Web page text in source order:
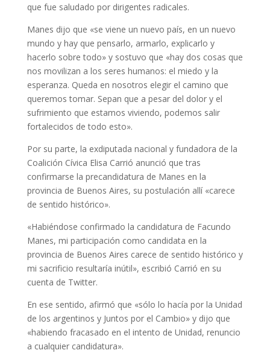
que fue saludado por dirigentes radicales.
Manes dijo que «se viene un nuevo país, en un nuevo
mundo y hay que pensarlo, armarlo, explicarlo y
hacerlo sobre todo» y sostuvo que «hay dos cosas que
nos movilizan a los seres humanos: el miedo y la
esperanza. Queda en nosotros elegir el camino que
queremos tomar. Sepan que a pesar del dolor y el
sufrimiento que estamos viviendo, podemos salir
fortalecidos de todo esto».
Por su parte, la exdiputada nacional y fundadora de la
Coalición Cívica Elisa Carrió anunció que tras
confirmarse la precandidatura de Manes en la
provincia de Buenos Aires, su postulación allí «carece
de sentido histórico».
«Habiéndose confirmado la candidatura de Facundo
Manes, mi participación como candidata en la
provincia de Buenos Aires carece de sentido histórico y
mi sacrificio resultaría inútil», escribió Carrió en su
cuenta de Twitter.
En ese sentido, afirmó que «sólo lo hacía por la Unidad
de los argentinos y Juntos por el Cambio» y dijo que
«habiendo fracasado en el intento de Unidad, renuncio
a cualquier candidatura».